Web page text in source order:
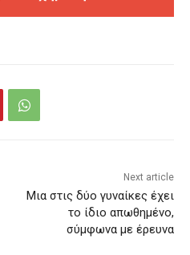
Next article
Μια στις δύο γυναίκες έχει
το ίδιο απωθημένο,
σύμφωνα με έρευνα